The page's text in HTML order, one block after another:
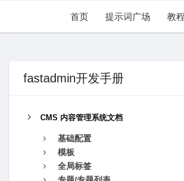
首页 提示词广场 教程
fastadmin开发手册
CMS 内容管理系统文档
基础配置
模板
全局标签